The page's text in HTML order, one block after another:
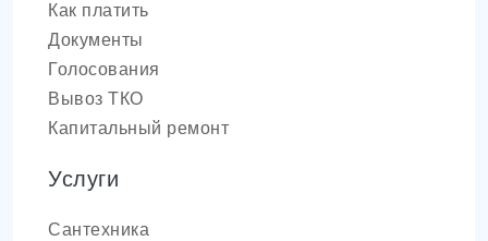
Как платить
Документы
Голосования
Вывоз ТКО
Капитальный ремонт
Услуги
Сантехника